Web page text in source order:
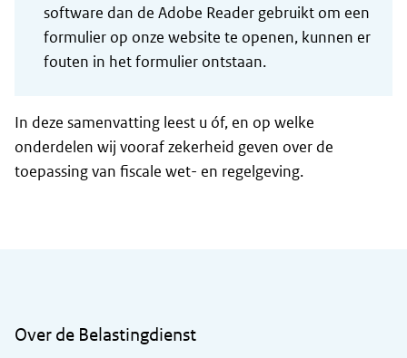
software dan de Adobe Reader gebruikt om een
formulier op onze website te openen, kunnen er
fouten in het formulier ontstaan.
In deze samenvatting leest u óf, en op welke
onderdelen wij vooraf zekerheid geven over de
toepassing van fiscale wet- en regelgeving.
Over de Belastingdienst